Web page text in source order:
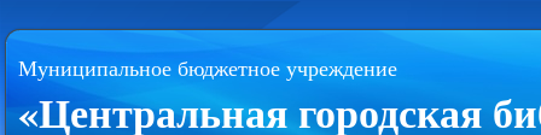
Муниципальное бюджетное учреждение
«Центральная городская